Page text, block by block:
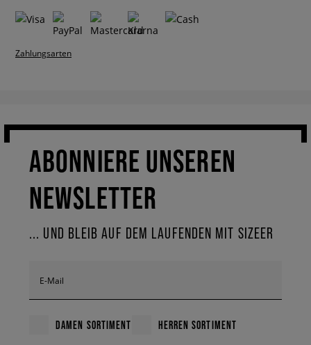
Zahlungsarten
ABONNIERE UNSEREN
NEWSLETTER
... UND BLEIB AUF DEM LAUFENDEN MIT SIZEER
E-Mail
DAMEN SORTIMENT HERREN SORTIMENT